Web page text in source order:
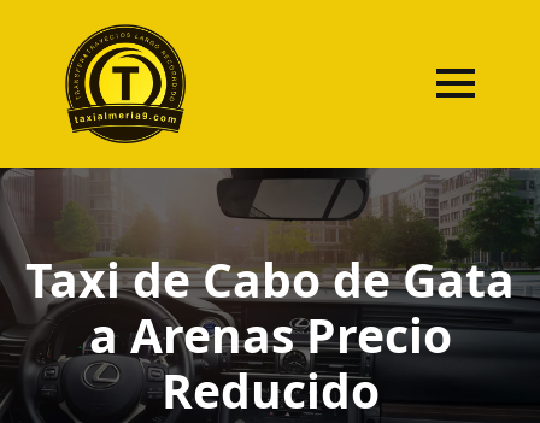
Taxi de Cabo de Gata
a Arenas Precio
Reducido